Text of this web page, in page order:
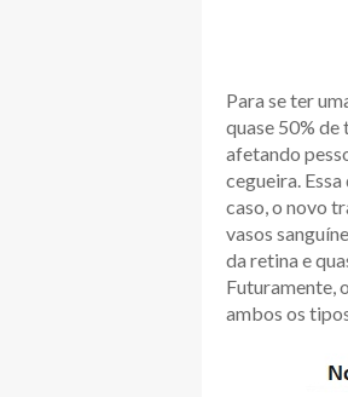
Para se ter
quase 50%
afetando
cegueira.
caso, o novo
vasos
da retina e
Futuramente,
ambos os